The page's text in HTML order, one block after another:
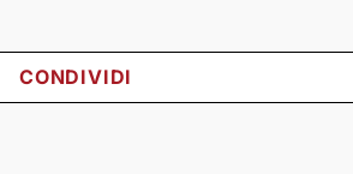
CONDIVIDI